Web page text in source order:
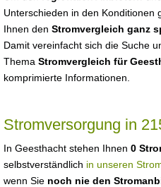
Unterschieden in den Konditionen
Ihnen den Stromvergleich ganz
Damit vereinfacht sich die Suche
Thema Stromvergleich für
komprimierte Informationen.
Stromversorgung in
In Geesthacht stehen Ihnen 0
selbstverständlich in unseren
wenn Sie noch nie den